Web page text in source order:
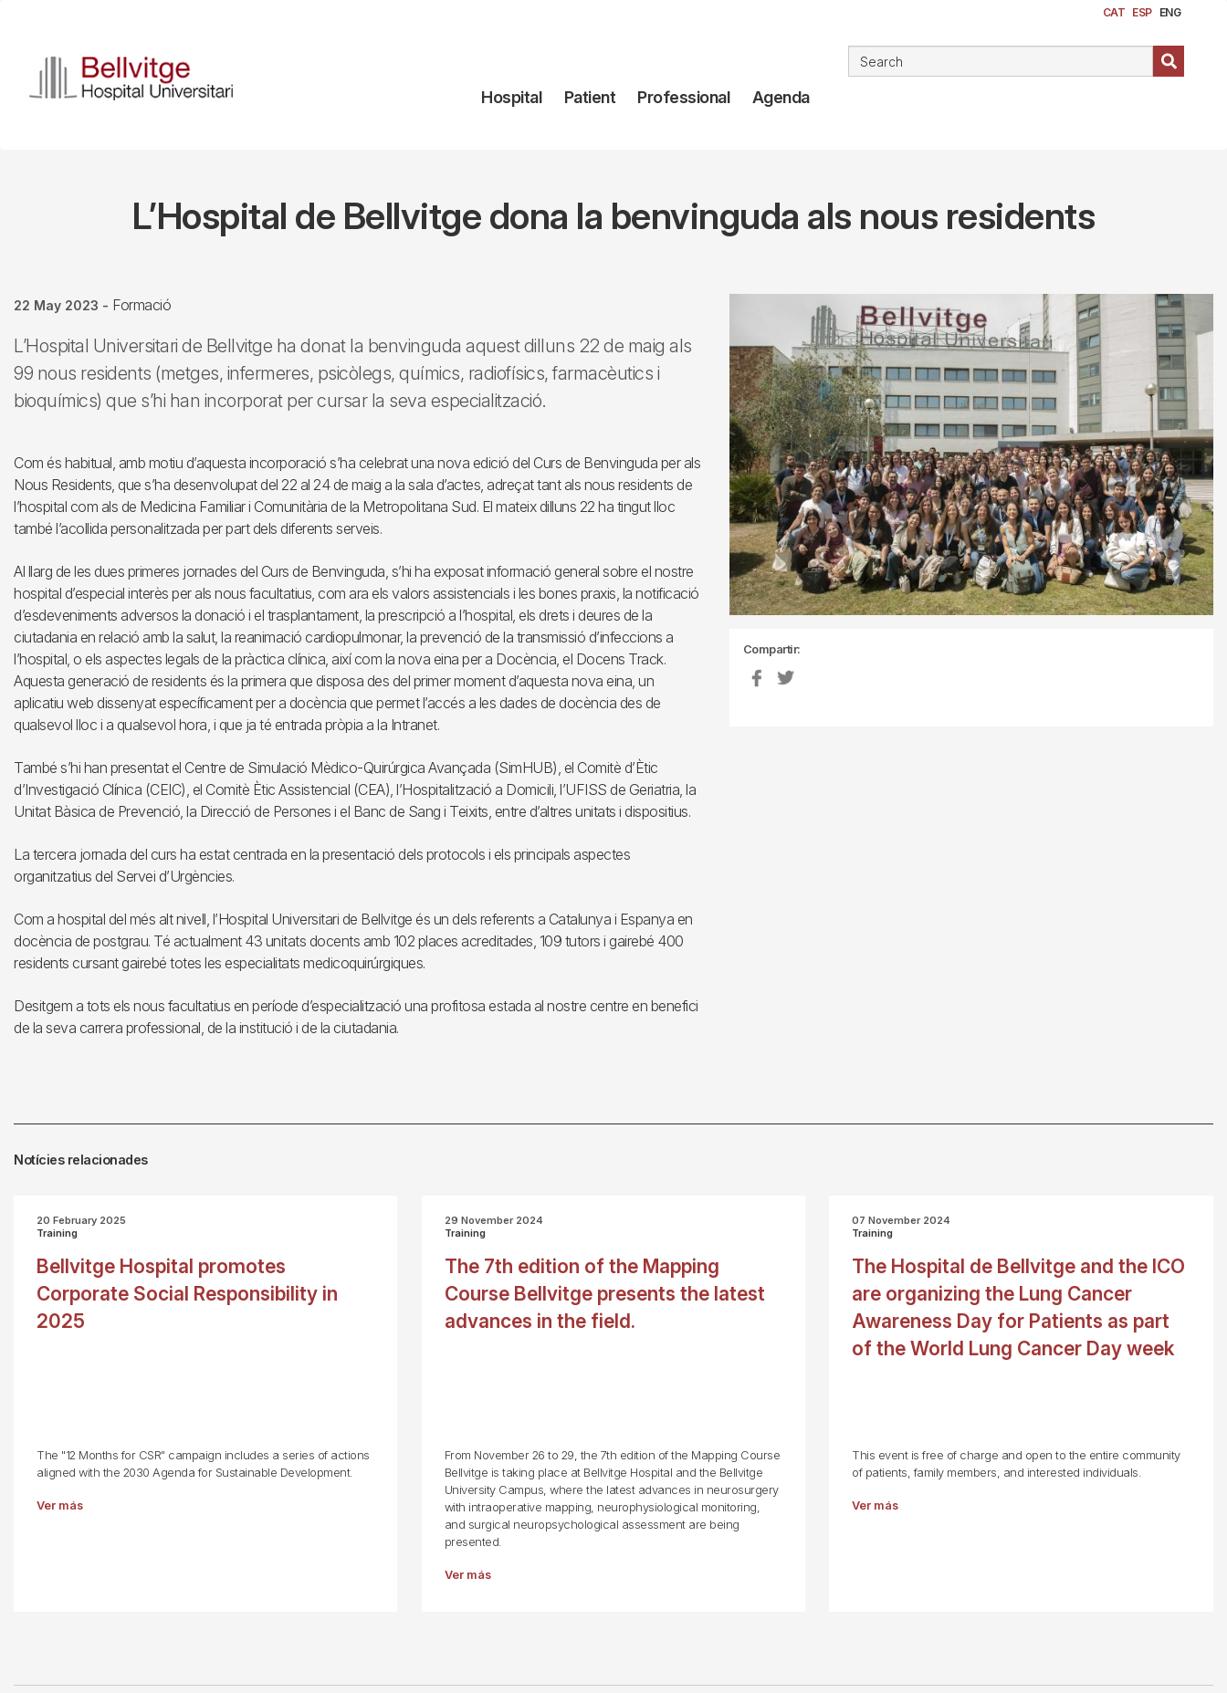
content
CAT ESP ENG
Navegación
Hospital Patient Professional Agenda
L’Hospital de Bellvitge dona la benvinguda als nous residents
22 May 2023 - Formació
L’Hospital Universitari de Bellvitge ha donat la benvinguda aquest dilluns 22 de maig als
99 nous residents (metges, infermeres, psicòlegs, químics, radiofísics, farmacèutics i
bioquímics) que s’hi han incorporat per cursar la seva especialització.
Com és habitual, amb motiu d’aquesta incorporació s’ha celebrat una nova edició del Curs de Benvinguda per als
Nous Residents, que s’ha desenvolupat del 22 al 24 de maig a la sala d’actes, adreçat tant als nous residents de
l’hospital com als de Medicina Familiar i Comunitària de la Metropolitana Sud. El mateix dilluns 22 ha tingut lloc
també l’acollida personalitzada per part dels diferents serveis.
Al llarg de les dues primeres jornades del Curs de Benvinguda, s’hi ha exposat informació general sobre el nostre
hospital d’especial interès per als nous facultatius, com ara els valors assistencials i les bones praxis, la notificació
d’esdeveniments adversos la donació i el trasplantament, la prescripció a l’hospital, els drets i deures de la
ciutadania en relació amb la salut, la reanimació cardiopulmonar, la prevenció de la transmissió d’infeccions a
l’hospital, o els aspectes legals de la pràctica clínica, així com la nova eina per a Docència, el Docens Track.
Aquesta generació de residents és la primera que disposa des del primer moment d’aquesta nova eina, un
aplicatiu web dissenyat específicament per a docència que permet l’accés a les dades de docència des de
qualsevol lloc i a qualsevol hora, i que ja té entrada pròpia a la Intranet.
També s’hi han presentat el Centre de Simulació Mèdico-Quirúrgica Avançada (SimHUB), el Comitè d’Ètic
d’Investigació Clínica (CEIC), el Comitè Ètic Assistencial (CEA), l’Hospitalització a Domicili, l’UFISS de Geriatria, la
Unitat Bàsica de Prevenció, la Direcció de Persones i el Banc de Sang i Teixits, entre d’altres unitats i dispositius.
La tercera jornada del curs ha estat centrada en la presentació dels protocols i els principals aspectes
organitzatius del Servei d’Urgències.
Com a hospital del més alt nivell, l’Hospital Universitari de Bellvitge és un dels referents a Catalunya i Espanya en
docència de postgrau. Té actualment 43 unitats docents amb 102 places acreditades, 109 tutors i gairebé 400
residents cursant gairebé totes les especialitats medicoquirúrgiques.
Desitgem a tots els nous facultatius en període d’especialització una profitosa estada al nostre centre en benefici
de la seva carrera professional, de la institució i de la ciutadania.
Compartir:
Notícies relacionades
20 February 2025
Training
Bellvitge Hospital promotes
Corporate Social Responsibility in
2025
The "12 Months for CSR" campaign includes a series of actions
aligned with the 2030 Agenda for Sustainable Development.
Ver más
29 November 2024
Training
The 7th edition of the Mapping
Course Bellvitge presents the latest
advances in the field.
From November 26 to 29, the 7th edition of the Mapping Course
Bellvitge is taking place at Bellvitge Hospital and the Bellvitge
University Campus, where the latest advances in neurosurgery
with intraoperative mapping, neurophysiological monitoring,
and surgical neuropsychological assessment are being
presented.
Ver más
07 November 2024
Training
The Hospital de Bellvitge and the ICO
are organizing the Lung Cancer
Awareness Day for Patients as part
of the World Lung Cancer Day week
This event is free of charge and open to the entire community
of patients, family members, and interested individuals.
Ver más